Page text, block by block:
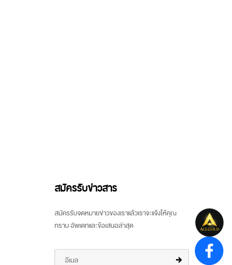
สมัครรับข่าวสาร
สมัครรับจดหมายข่าวของเราแล้วเราจะแจ้งให้คุณ
ทราบ อัพเดทและข้อเสนอล่าสุด